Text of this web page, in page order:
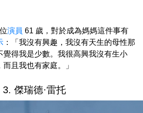
演員 61 歲，對於成為媽媽這件事有
：「我沒有興趣，我沒有天生的母性那
覺得我是少數。我很高興我沒有生小
且我也有家庭。」
3. 傑瑞德·雷托